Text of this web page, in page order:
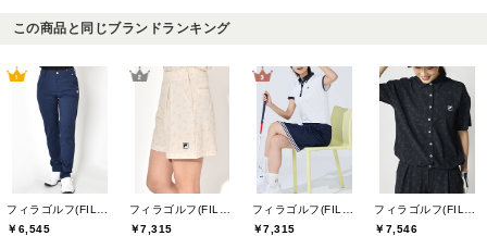
この商品と同じブランドランキング
￥6,545
￥7,315
￥7,315
￥7,546